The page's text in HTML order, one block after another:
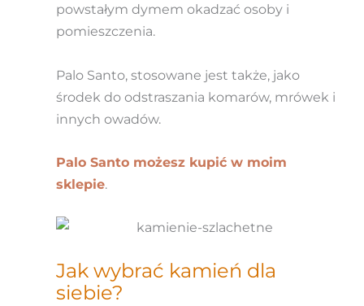
powstałym dymem okadzać osoby i
pomieszczenia.
Palo Santo, stosowane jest także, jako
środek do odstraszania komarów, mrówek i
innych owadów.
Palo Santo możesz kupić w moim
sklepie.
Jak wybrać kamień dla
siebie?